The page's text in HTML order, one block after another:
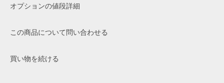
オプションの値段詳細
この商品について問い合わせる
買い物を続ける